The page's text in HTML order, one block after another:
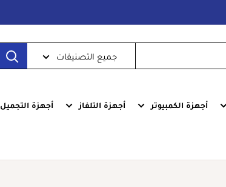
جميع التصنيفات
أجهزة الكمبيوتر أجهزة التلفاز أجهزة التجميل